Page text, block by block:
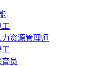
工
力资源管理师
工
育员